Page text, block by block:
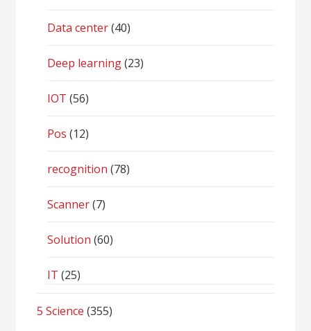
Data center(40)
Deep learning(23)
IOT (56)
Pos (12)
recognition (78)
Scanner(7)
Solution (60)
IT (25)
5 Science (355)